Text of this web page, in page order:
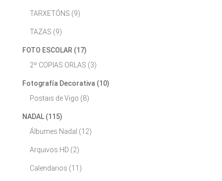
TARXETÓNS (9)
TAZAS (9)
FOTO ESCOLAR (17)
2º COPIAS ORLAS (3)
Fotografía Decorativa (10)
Postais de Vigo (8)
NADAL (115)
Álbumes Nadal (12)
Arquivos HD (2)
Calendarios (11)